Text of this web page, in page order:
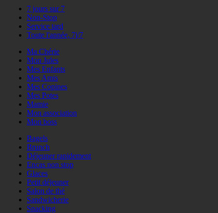
7 jours sur 7
Non-Stop
Service tard
Toute l'année, 7j/7
Ma Chérie
Mon Jules
Mes Enfants
Mes Amis
Mes Copines
Mes Potes
Mamie
Mon association
Mon boss
Bagels
Brunch
Déjeuner rapidement
Encas non stop
Glaces
Petit déjeuner
Salon de thé
Sandwicherie
Snacking